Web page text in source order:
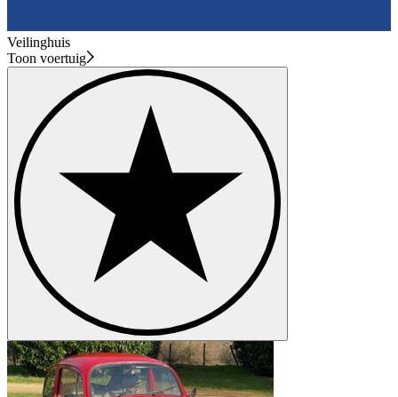
Veilinghuis
Toon voertuig